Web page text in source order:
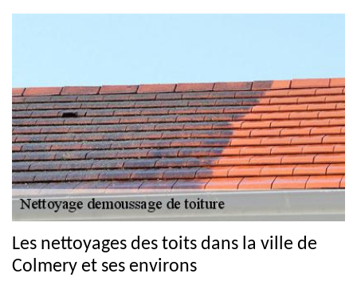
Les nettoyages des toits dans la ville de
Colmery et ses environs